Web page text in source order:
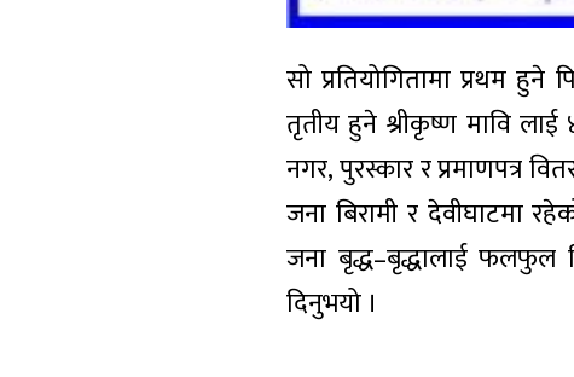
सो प्रतियोगितामा प्रथम हुने
तृतीय हुने श्रीकृष्ण मावि
नगर, पुरस्कार र प्रमाणपत्र
जना बिरामी र देवीघाटमा
जना बृद्ध–बृद्धालाई फलफुल
दिनुभयो ।